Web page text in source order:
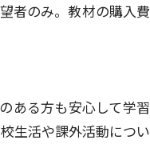
者のみ。教材の購入費
ある方も安心して学習
生活や課外活動につい